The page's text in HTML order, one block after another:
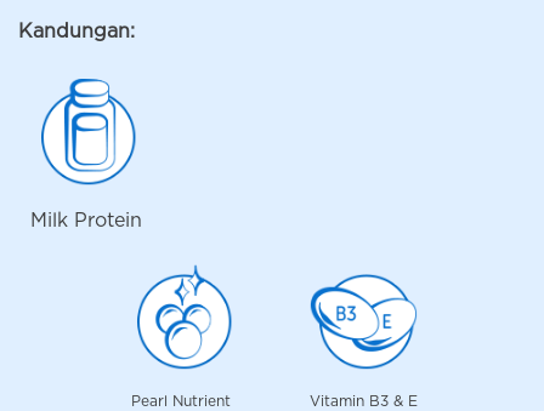
Kandungan:
Milk Protein
Pearl Nutrient Vitamin B3 & E